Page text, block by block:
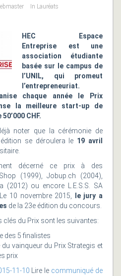
In Lauréats
HEC Espace
Entreprise est une
association étudiante
basée sur le campus de
l’UNIL, qui promeut
l’entrepreneuriat.
chaque année le Prix
la meilleure start-up de
CHF.
noter que la cérémonie de
se déroulera le 19 avril
décerné ce prix à des
(1999), Jobup.ch (2004),
(2012) ou encore L.E.S.S. SA
10 novembre 2015,
le jury a
de la 23e édition du concours.
du Prix sont les suivantes:
des 5 finalistes
vainqueur du Prix Strategis et
prix
11-10 Lire le communiqué de